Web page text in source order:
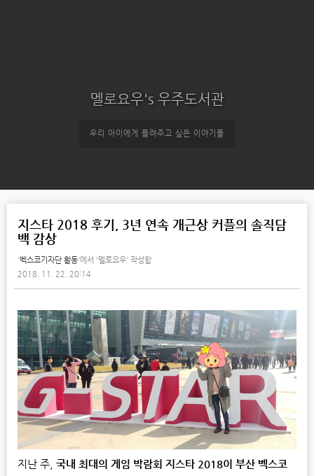
멜로요우's 우주도서관
우리 아이에게 들려주고 싶은 이야기들
지스타 2018 후기, 3년 연속 개근상 커플의 솔직담
백 감상
'벡스코기자단 활동'에서 '멜로요우' 작성함
2018. 11. 22. 20:14
지난 주, 국내 최대의 게임 박람회 지스타 2018이 부산 벡스코